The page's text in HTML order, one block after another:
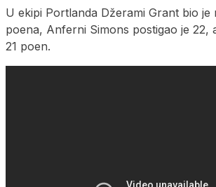
U ekipi Portlanda Džerami Grant bio je
poena, Anferni Simons postigao je 22,
21 poen.